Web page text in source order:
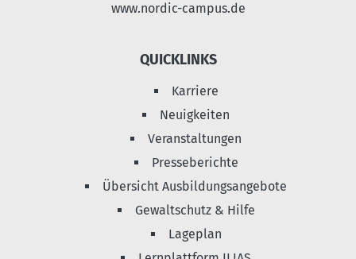
www.nordic-campus.de
QUICKLINKS
Karriere
Neuigkeiten
Veranstaltungen
Presseberichte
Übersicht Ausbildungsangebote
Gewaltschutz & Hilfe
Lageplan